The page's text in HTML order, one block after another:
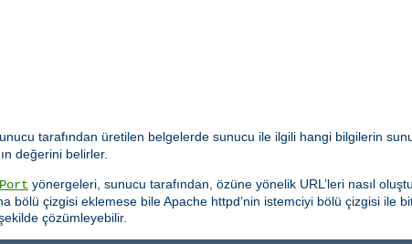
tarafından üretilen belgelerde sunucu ile ilgili hangi bilgilerin
değerini belirler.
yönergeleri, sunucu tarafından, özüne yönelik URL’leri nasıl
bölü çizgisi eklemese bile Apache httpd’nin istemciyi bölü çizgisi ile
çözümleyebilir.